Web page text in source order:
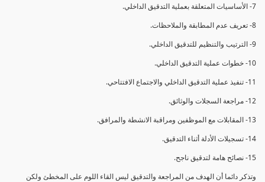
7- الأساسيات المتعلقة بعملية التدقيق الداخلي.
8- تعريف عدم المطابقة والملاحظات.
9- الترتيب والتنظيم للتدقيق الداخلي.
10- خطوات عملية التدقيق الداخلي.
11- تنفيذ عملية التدقيق الداخلي والاجتماع الافتتاحي.
12- مراجعة السجلات والوثائق.
13- المقابلات مع الموظفين ومراقبة الانشطة والمرافق.
14- تسجيلات الأدلة أثناء التدقيق.
15- نصائح هامة لتدقيق ناجح.
وتذكر دائما أن الهدف من المراجعة والتدقيق ليس القاء اللوم على المخطئ ولكن